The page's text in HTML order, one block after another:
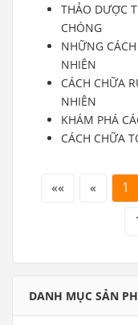
THẢO DƯỢC
CHÓNG
NHỮNG
NHIÊN
CÁCH CHỮA
NHIÊN
KHÁM PHÁ
CÁCH CHỮA
«« « 1
DANH MỤC SẢN